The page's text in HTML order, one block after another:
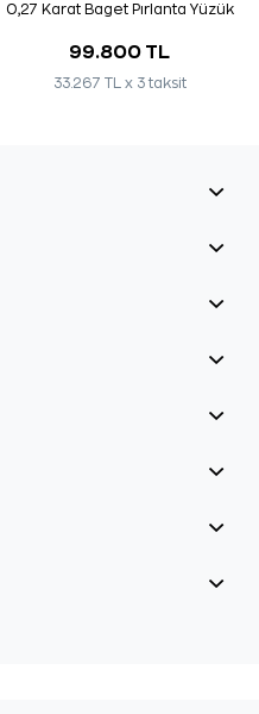
0,27 Karat Baget Pırlanta Yüzük
99.800 TL
33.267 TL x 3 taksit